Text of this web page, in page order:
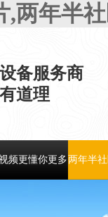
两年半
备服务商
有道理
频更懂你更多 两年半